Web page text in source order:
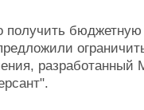
получить
разработанный